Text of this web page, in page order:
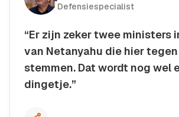
Defensiespecialist
“Er zijn zeker twee ministers
van Netanyahu die hier
stemmen. Dat wordt nog wel
dingetje.”Kopieer quote